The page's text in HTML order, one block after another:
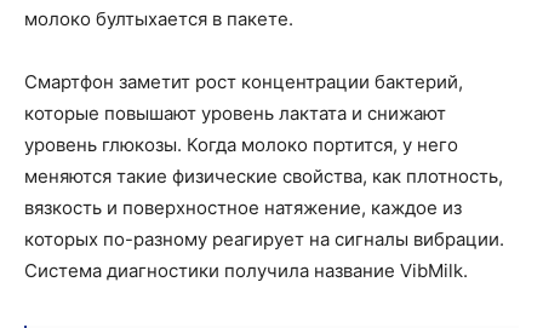
молоко бултыхается в пакете.
Смартфон заметит рост концентрации бактерий,
которые повышают уровень лактата и снижают
уровень глюкозы. Когда молоко портится, у него
меняются такие физические свойства, как плотность,
вязкость и поверхностное натяжение, каждое из
которых по-разному реагирует на сигналы вибрации.
Система диагностики получила название VibMilk.